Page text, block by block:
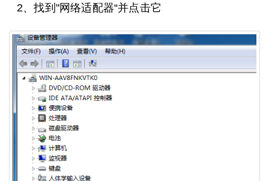
2、找到"网络适配器“并点击它